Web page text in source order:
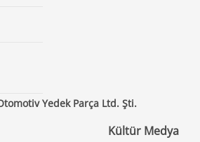
Yedek Parça Ltd. Şti.
Kültür Medya